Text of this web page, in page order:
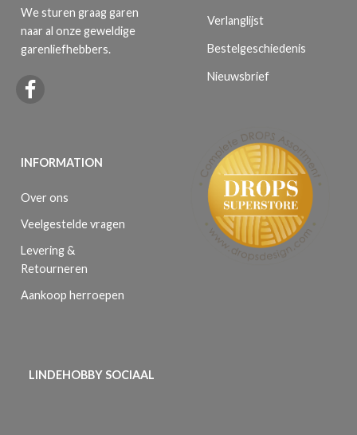
We sturen graag garen
naar al onze geweldige
garenliefhebbers.
INFORMATION
Over ons
Veelgestelde vragen
Levering &
Retourneren
Aankoop herroepen
Verlanglijst
Bestelgeschiedenis
Nieuwsbrief
LINDEHOBBY SOCIAAL